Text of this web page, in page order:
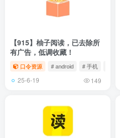
【915】柚子阅读，已去除所
有广告，低调收藏！
口令资源 # android # 手机
25-6-19 149